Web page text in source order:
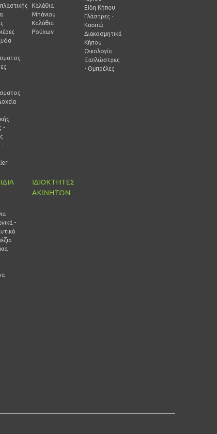
-
-
Καλάθια
Μπάνιου
Καλάθια
Ρούχων
Είδη Κήπου
Γλάστρες -
Κασπώ
Διακοσμητικά
Κήπου
Οικολογία
Ξαπλώστρες
- Ομπρέλες
-
ΙΔΙΟΚΤΗΤΕΣ
ΑΚΙΝΗΤΩΝ